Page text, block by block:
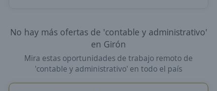
No hay más ofertas de 'contable y administrativo'
en Girón
Mira estas oportunidades de trabajo remoto de
'contable y administrativo' en todo el país